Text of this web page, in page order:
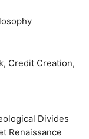
Credit Creation,
Divides
Renaissance